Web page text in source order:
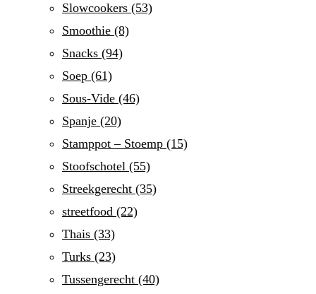
Slowcookers (53)
Smoothie (8)
Snacks (94)
Soep (61)
Sous-Vide (46)
Spanje (20)
Stamppot – Stoemp (15)
Stoofschotel (55)
Streekgerecht (35)
streetfood (22)
Thais (33)
Turks (23)
Tussengerecht (40)